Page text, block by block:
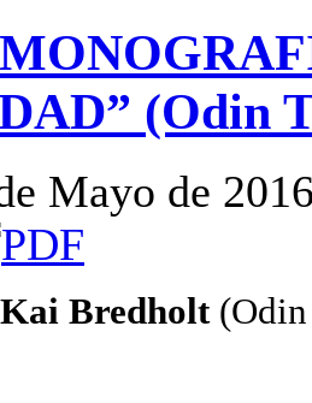
(Odin
Mayo de
Kai Bredholt(Odin